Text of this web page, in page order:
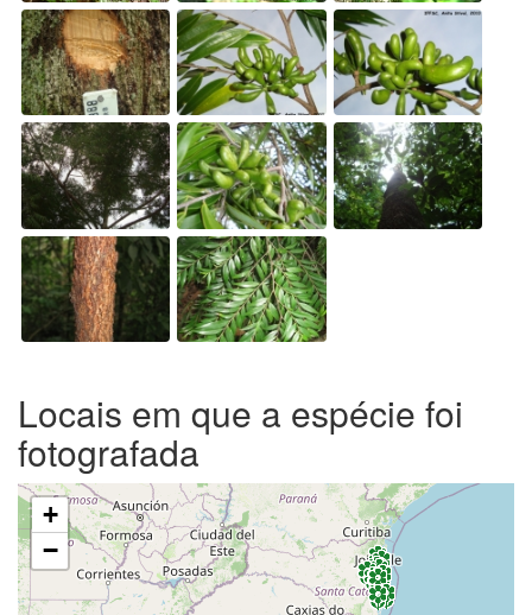
Locais em que a espécie foi
fotografada
+
−